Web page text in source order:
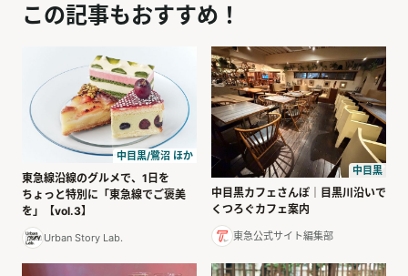
この記事もおすすめ！
中目黒/鷺沼 ほか
東急線沿線のグルメで、1日を
ちょっと特別に「東急線でご褒美
を」【vol.3】
Urban Story Lab.
中目黒
中目黒カフェさんぽ｜目黒川沿いで
くつろぐカフェ案内
東急公式サイト編集部